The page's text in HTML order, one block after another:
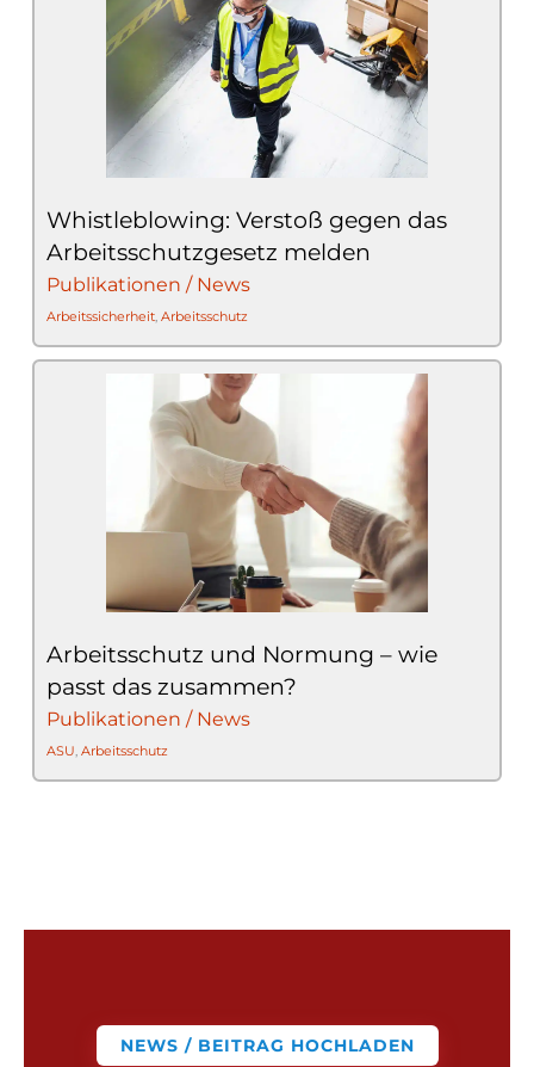
Whistleblowing: Verstoß gegen das
Arbeitsschutzgesetz melden
Publikationen / News
Arbeitssicherheit, Arbeitsschutz
Arbeitsschutz und Normung – wie
passt das zusammen?
Publikationen / News
ASU, Arbeitsschutz
NEWS / BEITRAG HOCHLADEN